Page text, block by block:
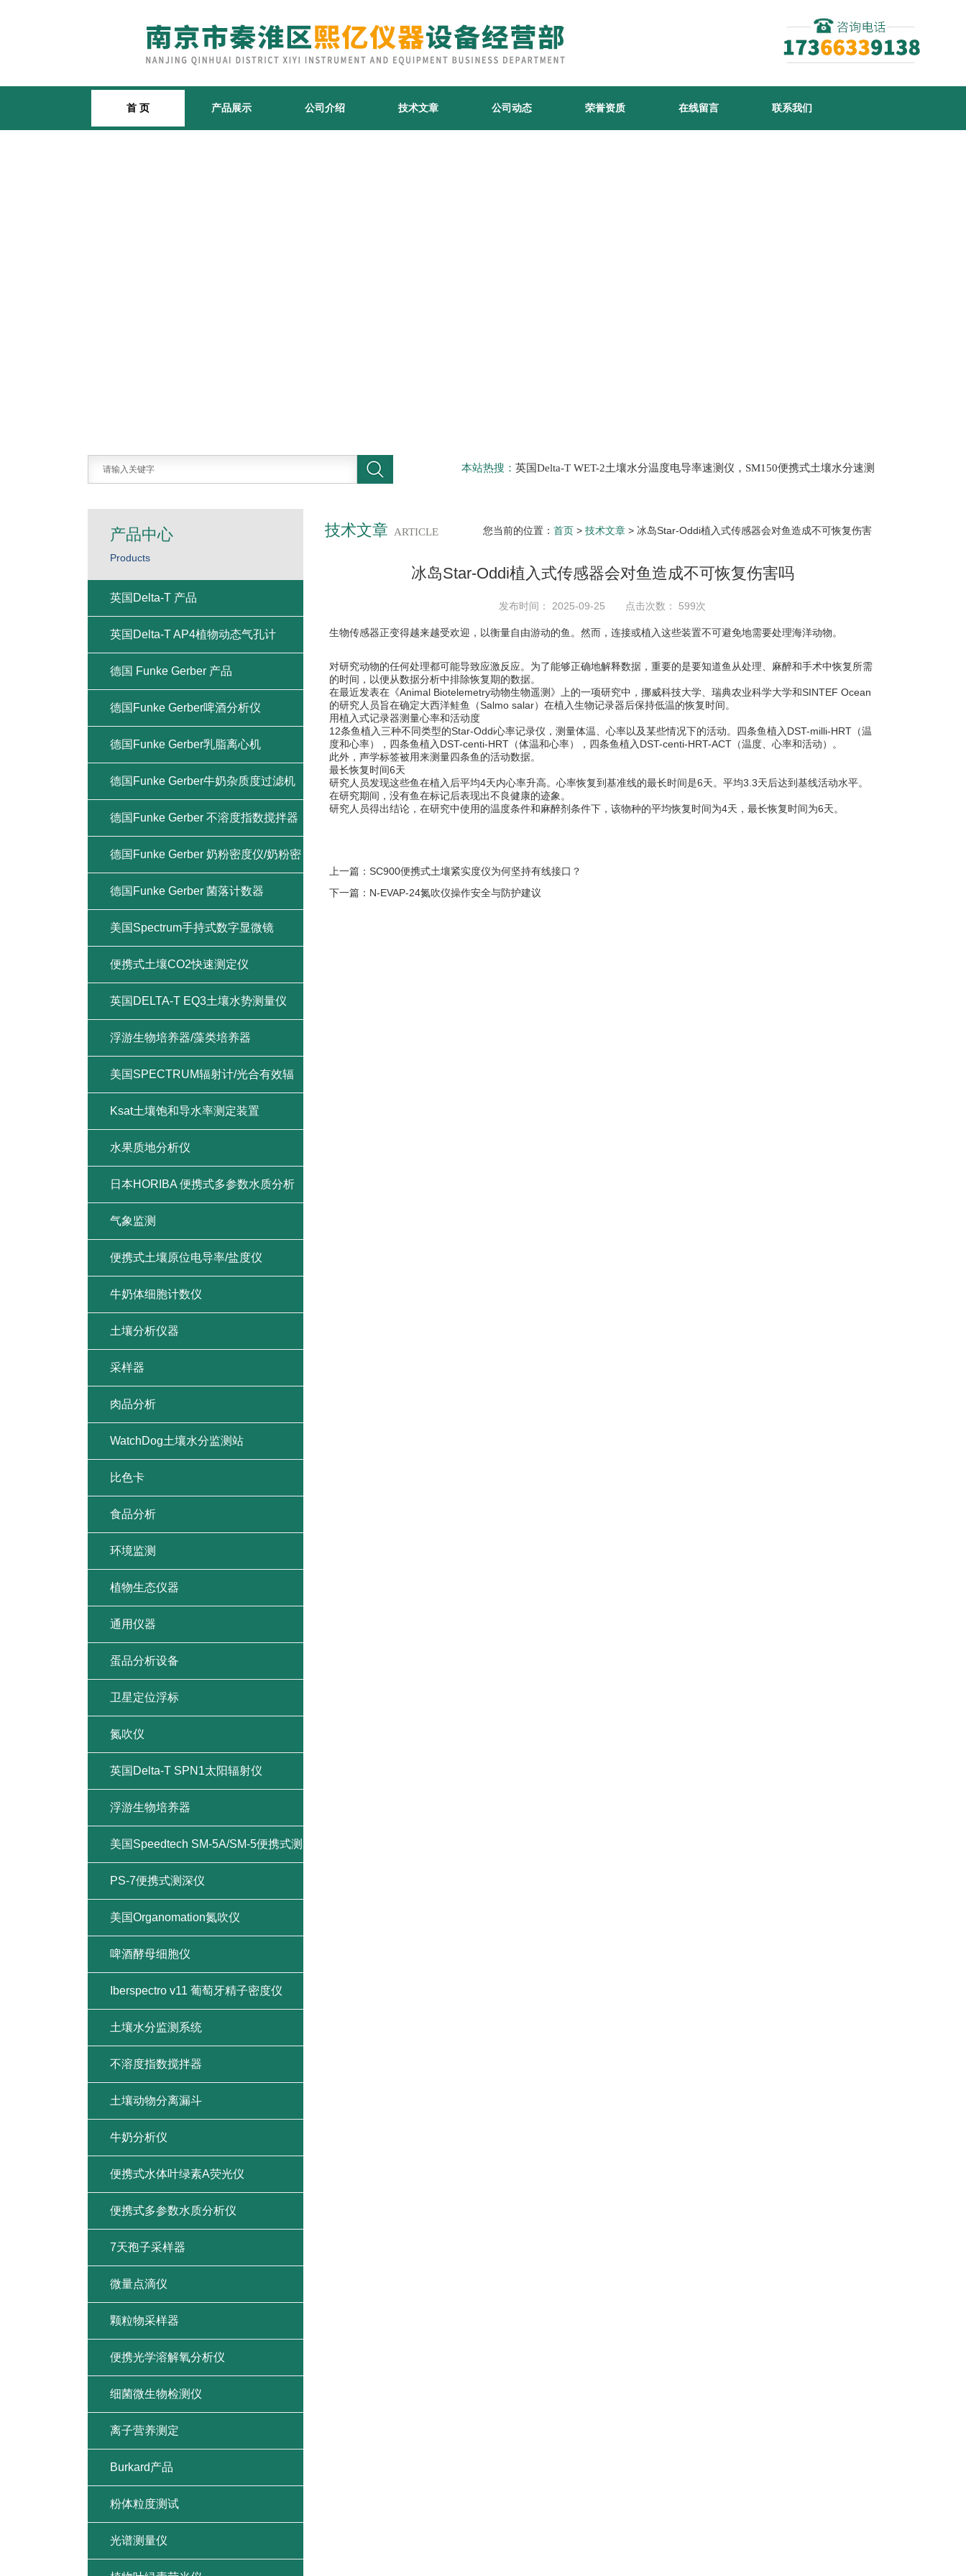
首 页 产品展示 公司介绍 技术文章 公司动态 荣誉资质 在线留言 联系我们
本站热搜： 英国Delta-T WET-2土壤水分温度电导率速测仪，SM150便携式土壤水分速测
技术文章 ARTICLE 您当前的位置： 首页 > 技术文章 > 冰岛Star-Oddi植入式传感器会对鱼造成不可恢复伤害
吗
冰岛Star-Oddi植入式传感器会对鱼造成不可恢复伤害吗
发布时间： 2025-09-25 点击次数： 599次
生物传感器正变得越来越受欢迎，以衡量自由游动的鱼。然而，连接或植入这些装置不可避免地需要处理海洋动物。
对研究动物的任何处理都可能导致应激反应。为了能够正确地解释数据，重要的是要知道鱼从处理、麻醉和手术中恢复所需
的时间，以便从数据分析中排除恢复期的数据。
在最近发表在《Animal Biotelemetry动物生物遥测》上的一项研究中，挪威科技大学、瑞典农业科学大学和SINTEF Ocean
的研究人员旨在确定大西洋鲑鱼（Salmo salar）在植入生物记录器后保持低温的恢复时间。
用植入式记录器测量心率和活动度
12条鱼植入三种不同类型的Star-Oddi心率记录仪，测量体温、心率以及某些情况下的活动。四条鱼植入DST-milli-HRT（温
度和心率），四条鱼植入DST-centi-HRT（体温和心率），四条鱼植入DST-centi-HRT-ACT（温度、心率和活动）。
此外，声学标签被用来测量四条鱼的活动数据。
最长恢复时间6天
研究人员发现这些鱼在植入后平均4天内心率升高。心率恢复到基准线的最长时间是6天。平均3.3天后达到基线活动水平。
在研究期间，没有鱼在标记后表现出不良健康的迹象。
研究人员得出结论，在研究中使用的温度条件和麻醉剂条件下，该物种的平均恢复时间为4天，最长恢复时间为6天。
上一篇： SC900便携式土壤紧实度仪为何坚持有线接口？
下一篇： N-EVAP-24氮吹仪操作安全与防护建议
产品中心
Products
英国Delta-T 产品
英国Delta-T AP4植物动态气孔计
德国 Funke Gerber 产品
德国Funke Gerber啤酒分析仪
德国Funke Gerber乳脂离心机
德国Funke Gerber牛奶杂质度过滤机
德国Funke Gerber 不溶度指数搅拌器
德国Funke Gerber 奶粉密度仪/奶粉密
度计
德国Funke Gerber 菌落计数器
美国Spectrum手持式数字显微镜
便携式土壤CO2快速测定仪
英国DELTA-T EQ3土壤水势测量仪
浮游生物培养器/藻类培养器
美国SPECTRUM辐射计/光合有效辐
射/紫外辐射/总辐射
Ksat土壤饱和导水率测定装置
水果质地分析仪
日本HORIBA 便携式多参数水质分析
仪
气象监测
便携式土壤原位电导率/盐度仪
牛奶体细胞计数仪
土壤分析仪器
采样器
肉品分析
WatchDog土壤水分监测站
比色卡
食品分析
环境监测
植物生态仪器
通用仪器
蛋品分析设备
卫星定位浮标
氮吹仪
英国Delta-T SPN1太阳辐射仪
浮游生物培养器
美国Speedtech SM-5A/SM-5便携式测
深仪
PS-7便携式测深仪
美国Organomation氮吹仪
啤酒酵母细胞仪
Iberspectro v11 葡萄牙精子密度仪
土壤水分监测系统
不溶度指数搅拌器
土壤动物分离漏斗
牛奶分析仪
便携式水体叶绿素A荧光仪
便携式多参数水质分析仪
7天孢子采样器
微量点滴仪
颗粒物采样器
便携光学溶解氧分析仪
细菌微生物检测仪
离子营养测定
Burkard产品
粉体粒度测试
光谱测量仪